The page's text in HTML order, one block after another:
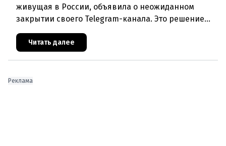
живущая в России, объявила о неожиданном
закрытии своего Telegram-канала. Это решение
стало очередным эпизодом в череде
противоречивых заявлений и нарастающего
Читать далее
Реклама